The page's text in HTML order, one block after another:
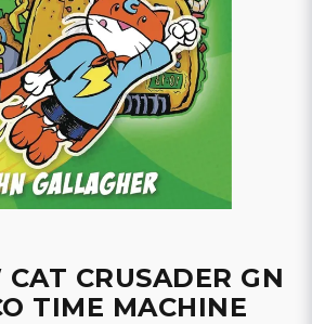
CRUSADER GN
TIME MACHINE